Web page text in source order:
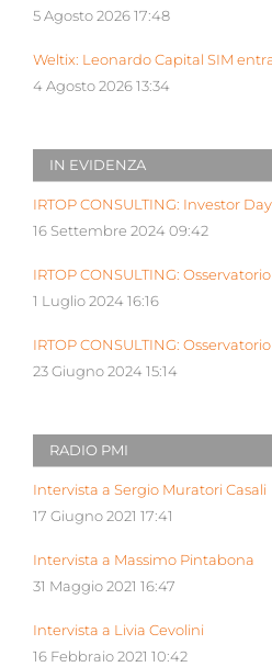
5 Agosto 2026 17:48
Weltix: Leonardo Capital SIM
4 Agosto 2026 13:34
IN EVIDENZA
IRTOP CONSULTING: Investor
16 Settembre 2024 09:42
IRTOP CONSULTING:
1 Luglio 2024 16:16
IRTOP CONSULTING:
23 Giugno 2024 15:14
RADIO PMI
Intervista a Sergio Muratori Casali
17 Giugno 2021 17:41
Intervista a Massimo Pintabona
31 Maggio 2021 16:47
Intervista a Livia Cevolini
16 Febbraio 2021 10:42